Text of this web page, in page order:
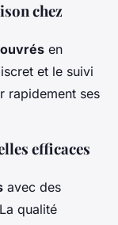
chez
en
et le suivi
rapidement ses
efficaces
avec des
qualité